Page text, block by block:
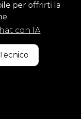
per offrirti la
con IA